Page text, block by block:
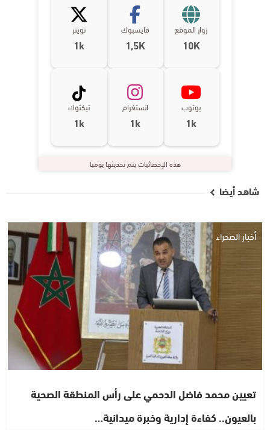
زوار الموقع
10K
فايسبوك
1,5K
تويتر
1k
يوتوب
1k
انستغرام
1k
تيكتوك
1k
هذه الإحصائيات يتم تحديثها يوميا
شاهد أيضا
أخبار الصحراء
تعيين محمد فاضل الدحمي على رأس المنطقة الصحية
بالعيون.. كفاءة إدارية وخبرة ميدانية…